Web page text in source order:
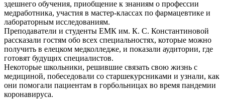
здешнего обучения, приобщение к знаниям о профессии
медработника, участия в мастер-классах по фармацевтике и
лабораторным исследованиям.
Преподаватели и студенты ЕМК им. К. С. Константиновой
рассказали гостям обо всех специальностях, которые можно
получить в елецком медколледже, и показали аудитории, где
готовят будущих специалистов.
Некоторые школьники, решившие связать свою жизнь с
медициной, побеседовали со старшекурсниками и узнали, как
они помогали пациентам в горбольницах во время пандемии
коронавируса.